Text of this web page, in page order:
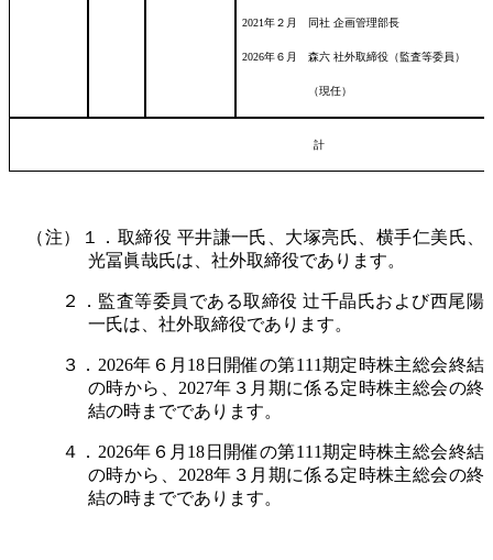
2021年２月 同社 企画管理部長
2026年６月 森六 社外取締役（監査等委員）
（現任）
計
（注）１．取締役 平井謙一氏、大塚亮氏、横手仁美氏、
光冨眞哉氏は、社外取締役であります。
２．監査等委員である取締役 辻千晶氏および西尾陽
一氏は、社外取締役であります。
３．2026年６月18日開催の第111期定時株主総会終結
の時から、2027年３月期に係る定時株主総会の終
結の時までであります。
４．2026年６月18日開催の第111期定時株主総会終結
の時から、2028年３月期に係る定時株主総会の終
結の時までであります。